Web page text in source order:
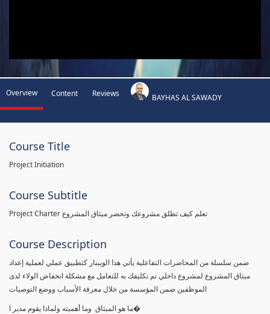
Overview Content Reviews BAYHAS AL SAWADY
Course Title
Project Initiation
Course Subtitle
Project Charter تعلم كيف تطلق مشروعك وتحضر ميثاق المشروع
Course Description
ضمن سلسلة من المحاضرات التفاعلية يأتي هذا الويبنار كتطبيق عملي لعملية إعداد
ميثاق المشروع لمشروع داخلي تم تكليفك به للتعامل مع مشكلة انخفاض الولاء لدى
الموظفين ضمن المؤسسة من خلال معرفة الأسباب ووضع التوصيات
ما هو الميثاق وما أهميته ولماذا يقوم مدير ا�